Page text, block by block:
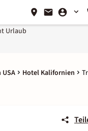
Urlaub
Hotel Kalifornien